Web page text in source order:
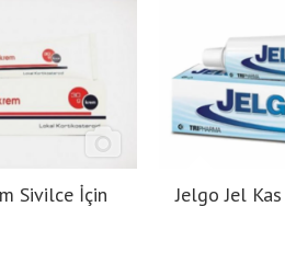
Sivilce İçin
Jelgo Jel